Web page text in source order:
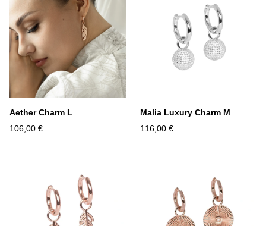
Aether Charm L
106,00 €
Malia Luxury Charm M
116,00 €